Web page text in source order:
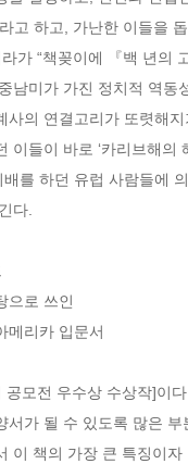
고 하고, 가난한 이들을
가 “책꽂이에 『백 년의
남미가 가진 정치적 역
의 연결고리가 또렷해
이들이 바로 ‘카리브해
를 하던 유럽 사람들에
다.
으로 쓰인
메리카 입문서
모전 우수상 수상작]이
서가 될 수 있도록 많은
이 책의 가장 큰 특징이자